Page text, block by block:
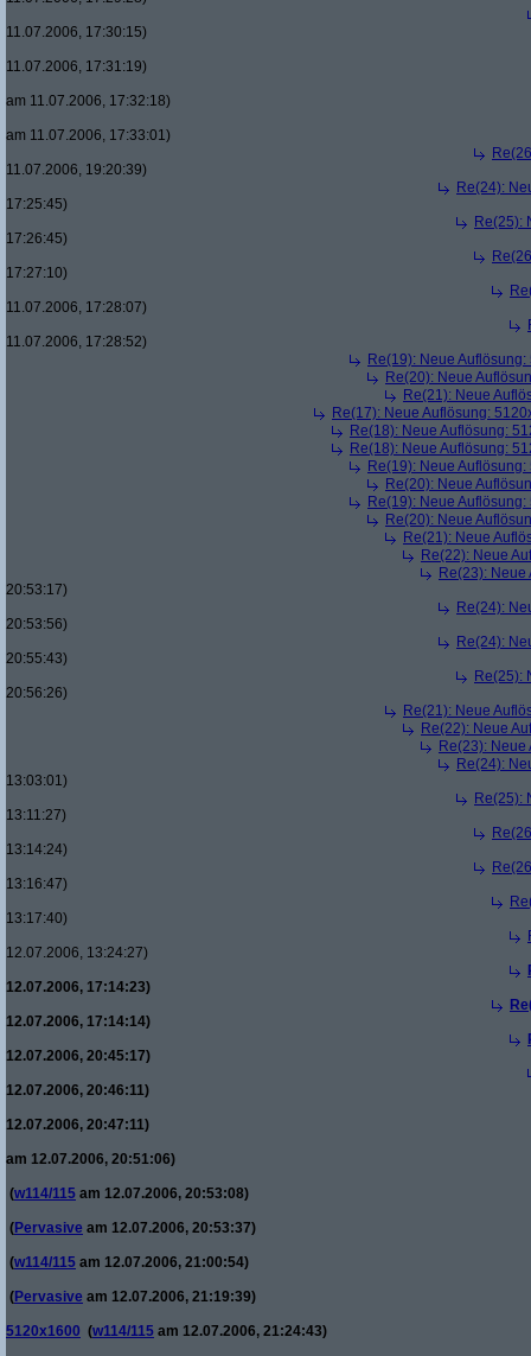
11.07.2006, 17:30:15)
11.07.2006, 17:31:19)
am 11.07.2006, 17:32:18)
am 11.07.2006, 17:33:01)
11.07.2006, 19:20:39)
Re(24):
17:25:45)
Re(25):
17:26:45)
17:27:10)
11.07.2006, 17:28:07)
11.07.2006, 17:28:52)
Re(19): Neue
Re(20): Neue
Re(21): Neue
Re(17): Neue Auflösung:
Re(18): Neue Auflösung:
Re(18): Neue Auflösung:
Re(19): Neue
Re(20): Neue
Re(19): Neue
Re(20): Neue
Re(21): Neue
Re(22): Neue
Re(23):
20:53:17)
Re(24):
20:53:56)
Re(24):
20:55:43)
Re(25):
20:56:26)
Re(21): Neue
Re(22): Neue
Re(23):
Re(24):
13:03:01)
Re(25):
13:11:27)
13:14:24)
13:16:47)
13:17:40)
12.07.2006, 13:24:27)
12.07.2006, 17:14:23)
12.07.2006, 17:14:14)
12.07.2006, 20:45:17)
12.07.2006, 20:46:11)
12.07.2006, 20:47:11)
am 12.07.2006, 20:51:06)
(w114/115 am 12.07.2006, 20:53:08)
(Pervasive am 12.07.2006, 20:53:37)
(w114/115 am 12.07.2006, 21:00:54)
(Pervasive am 12.07.2006, 21:19:39)
5120x1600 (w114/115 am 12.07.2006, 21:24:43)